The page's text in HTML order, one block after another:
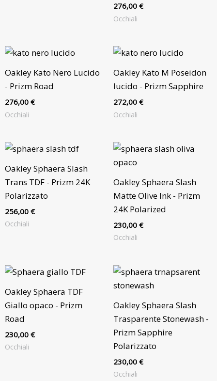
276,00 €
Occhiali
Oakley Kato Nero Lucido
- Prizm Road
276,00 €
Occhiali
Oakley Kato M Poseidon
lucido - Prizm Sapphire
272,00 €
Occhiali
Oakley Sphaera Slash
Trans TDF - Prizm 24K
Polarizzato
256,00 €
Occhiali
Oakley Sphaera Slash
Matte Olive Ink - Prizm
24K Polarized
230,00 €
Occhiali
Oakley Sphaera TDF
Giallo opaco - Prizm
Road
230,00 €
Occhiali
Oakley Sphaera Slash
Trasparente Stonewash -
Prizm Sapphire
Polarizzato
230,00 €
Occhiali